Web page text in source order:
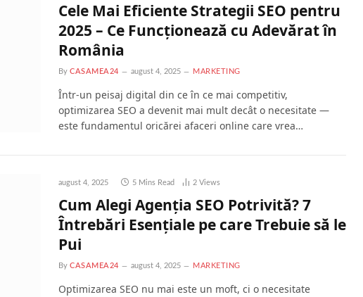
Cele Mai Eficiente Strategii SEO pentru
2025 – Ce Funcționează cu Adevărat în
România
By CASAMEA24 august 4, 2025 MARKETING
Într-un peisaj digital din ce în ce mai competitiv,
optimizarea SEO a devenit mai mult decât o necesitate —
este fundamentul oricărei afaceri online care vrea…
august 4, 2025 5 Mins Read 2 Views
Cum Alegi Agenția SEO Potrivită? 7
Întrebări Esențiale pe care Trebuie să le
Pui
By CASAMEA24 august 4, 2025 MARKETING
Optimizarea SEO nu mai este un moft, ci o necesitate